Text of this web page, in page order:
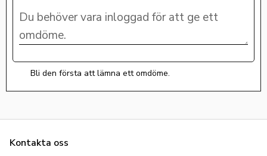
Bli den första att lämna ett omdöme.
Kontakta oss